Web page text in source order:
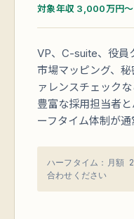
対象年収 3,000万円〜
VP、C-suite、役員
市場マッピング、
ァレンスチェック
豊富な採用担当者
ーフタイム体制が通
ハーフタイム：月
合わせください